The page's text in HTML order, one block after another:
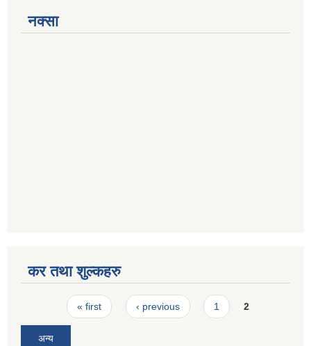
नक्सा
कर तथा शुल्कहरु
Pages« first ‹ previous 1 2
अन्य